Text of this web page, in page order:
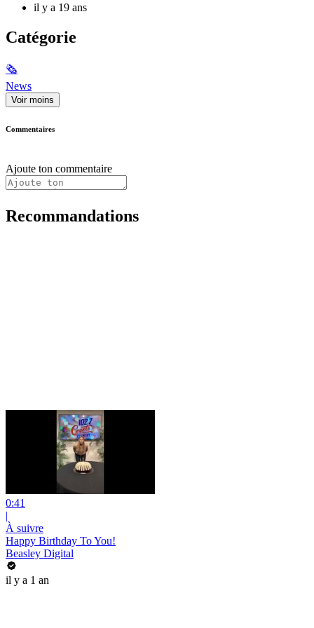
il y a 19 ans
Catégorie
🗞
News
Voir moins
Commentaires
Ajoute ton commentaire
Recommandations
0:41
|
À suivre
Happy Birthday To You!
Beasley Digital
il y a 1 an